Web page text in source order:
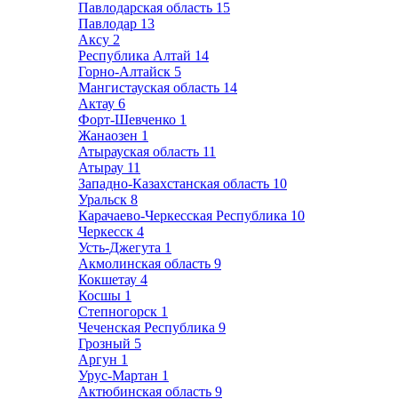
Павлодарская область 15
Павлодар 13
Аксу 2
Республика Алтай 14
Горно-Алтайск 5
Мангистауская область 14
Актау 6
Форт-Шевченко 1
Жанаозен 1
Атырауская область 11
Атырау 11
Западно-Казахстанская область 10
Уральск 8
Карачаево-Черкесская Республика 10
Черкесск 4
Усть-Джегута 1
Акмолинская область 9
Кокшетау 4
Косшы 1
Степногорск 1
Чеченская Республика 9
Грозный 5
Аргун 1
Урус-Мартан 1
Актюбинская область 9